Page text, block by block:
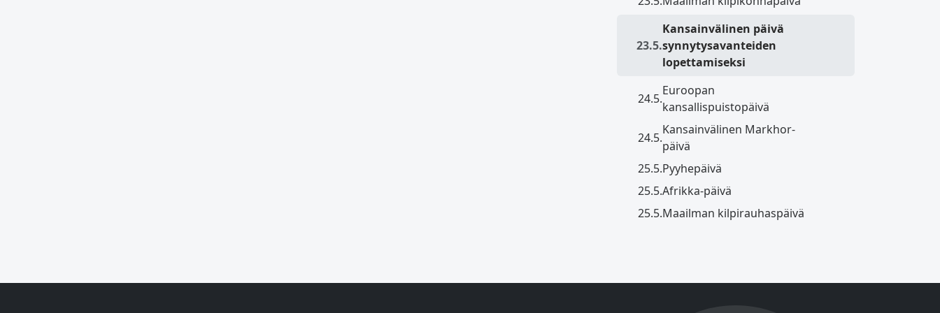
23.5.
Kansainvälinen päivä
synnytysavanteiden
lopettamiseksi
24.5.
Euroopan
kansallispuistopäivä
24.5.
Kansainvälinen Markhor-
päivä
25.5.Pyyhepäivä
25.5.Afrikka-päivä
25.5.Maailman kilpirauhaspäivä